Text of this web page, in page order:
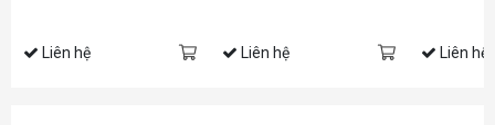
Liên hệ Liên hệ Liên hệ